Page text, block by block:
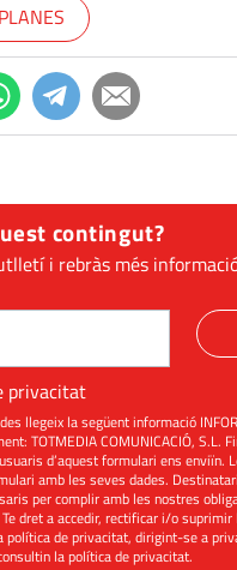
contingut?
i rebràs més
privacitat
llegeix la següent informació
TOTMEDIA COMUNICACIÓ, S.L.
d’aquest formulari ens enviïn.
amb les seves dades.
per complir amb les nostres
dret a accedir, rectificar i/o
política de privacitat, dirigint-se a
lapolítica de privacitat.